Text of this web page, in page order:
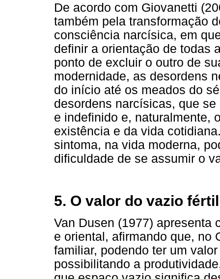
De acordo com Giovanetti
também pela transformação
consciência narcísica, em
definir a orientação de todas
ponto de excluir o outro de
modernidade, as desordens
do início até os meados do
desordens narcísicas, que
e indefinido e, naturalmente,
existência e da vida
sintoma, na vida moderna,
dificuldade de se assumir o
5. O valor do vazio fértil
Van Dusen (1977) apresenta
e oriental, afirmando que, no
familiar, podendo ter um
possibilitando a